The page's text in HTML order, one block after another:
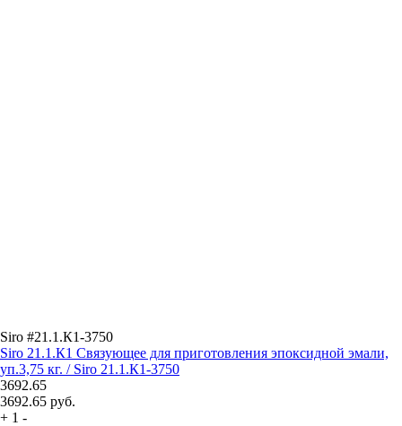
Siro #21.1.К1-3750
Siro 21.1.К1 Связующее для приготовления эпоксидной эмали,
уп.3,75 кг. / Siro 21.1.К1-3750
3692.65
3692.65 руб.
+ 1 -